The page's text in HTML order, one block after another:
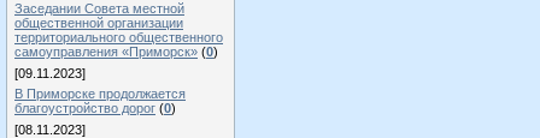
Заседании Совета местной
общественной организации
территориального общественного
самоуправления «Приморск» (0)
[09.11.2023]
В Приморске продолжается
благоустройство дорог (0)
[08.11.2023]